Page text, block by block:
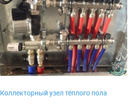
Коллекторный узел тёплого пола